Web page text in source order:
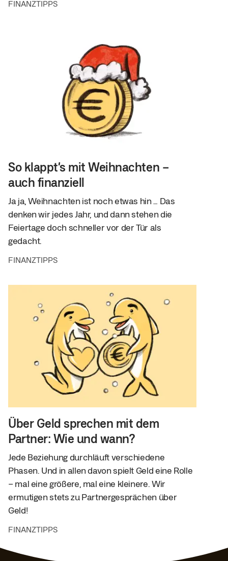
FINANZTIPPS
So klappt’s mit Weihnachten –
auch finanziell
Ja ja, Weihnachten ist noch etwas hin … Das
denken wir jedes Jahr, und dann stehen die
Feiertage doch schneller vor der Tür als
gedacht.
FINANZTIPPS
Über Geld sprechen mit dem
Partner: Wie und wann?
Jede Beziehung durchläuft verschiedene
Phasen. Und in allen davon spielt Geld eine Rolle
– mal eine größere, mal eine kleinere. Wir
ermutigen stets zu Partnergesprächen über
Geld!
FINANZTIPPS